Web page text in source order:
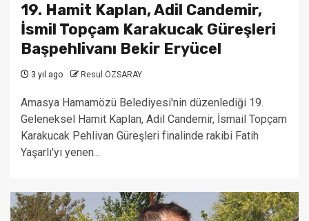
19. Hamit Kaplan, Adil Candemir,
İsmil Topçam Karakucak Güreşleri
Başpehlivanı Bekir Eryücel
3 yıl ago Resul ÖZSARAY
Amasya Hamamözü Belediyesi'nin düzenlediği 19.
Geleneksel Hamit Kaplan, Adil Candemir, İsmail Topçam
Karakucak Pehlivan Güreşleri finalinde rakibi Fatih
Yaşarlı'yı yenen...